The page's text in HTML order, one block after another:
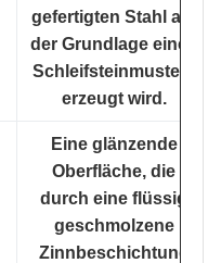
gefertigten Stahl auf
der Grundlage eines
Schleifsteinmusters
erzeugt wird.
Eine glänzende
Oberfläche, die
durch eine flüssig
geschmolzene
Zinnbeschichtung